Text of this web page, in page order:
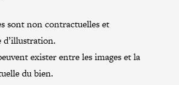
sont non contractuelles et
d’illustration.
exister entre les images et la
du bien.